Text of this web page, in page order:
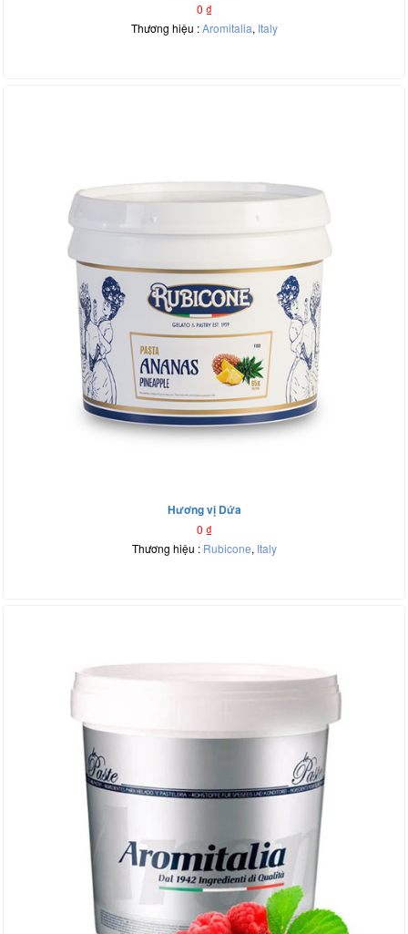
0 ₫
Thương hiệu :Aromitalia, Italy
Hương vị Dứa
0 ₫
Thương hiệu : Rubicone, Italy